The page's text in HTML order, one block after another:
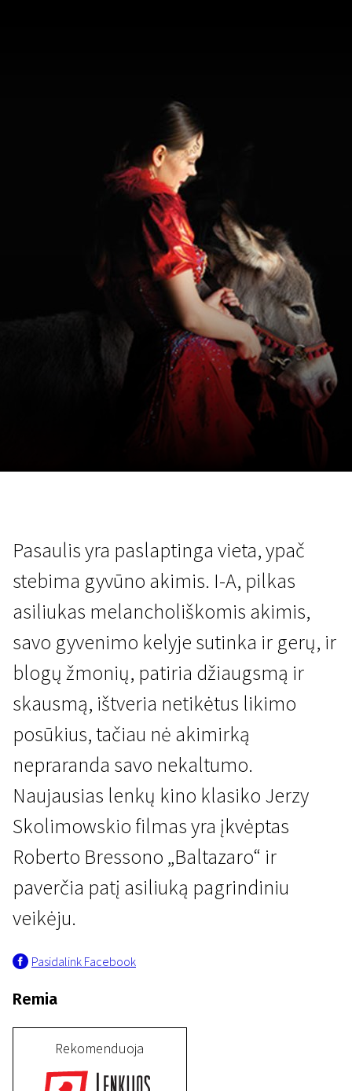
Kertant Europą
I-A
1 val. 26 min. | Drama | N-13
Pasaulis yra paslaptinga vieta, ypač
stebima gyvūno akimis. I-A, pilkas
asiliukas melancholiškomis akimis,
savo gyvenimo kelyje sutinka ir gerų, ir
blogų žmonių, patiria džiaugsmą ir
skausmą, ištveria netikėtus likimo
posūkius, tačiau nė akimirką
nepraranda savo nekaltumo.
Naujausias lenkų kino klasiko Jerzy
Skolimowskio filmas yra įkvėptas
Roberto Bressono „Baltazaro“ ir
paverčia patį asiliuką pagrindiniu
veikėju.
Pasidalink Facebook
Remia
Rekomenduoja